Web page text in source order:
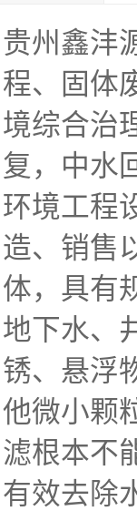
贵州鑫沣
程、固体
境综合治
复，中水
环境工程
造、销售
体，具有
地下水、
锈、悬浮
他微小颗
滤根本不
有效去除